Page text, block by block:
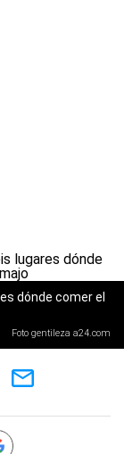
dónde comer el
Foto gentileza a24.com